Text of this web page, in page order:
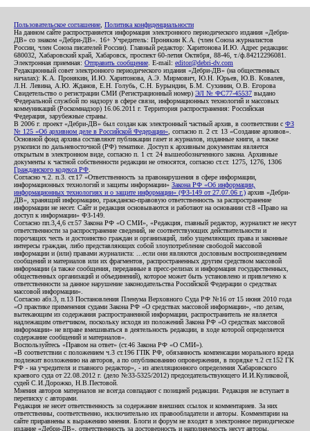
Пользовательское соглашение Политика конфиденциальности
На данном сайте распространяется информация электронного периодического издания «Дебри-
ДВ» со знаком «Дебри-ДВ». 16+ Учредитель: Пронякин К.А. (член Союза журналистов
России, член Союза писателей России). Главный редактор: Харитонова И.Ю. Адрес редакции:
680032, Хабаровский край, Хабаровск, проспект 60-летия Октября, 88-46, т./ф.84212296081.
Электронная приемная: Отправить сообщение . E-mail: editor@debri-dv.com
Редакционный совет электронного периодического издания «Дебри-ДВ» (на общественных
началах): К.А. Пронякин, И.Ю. Харитонова, А.Э. Мирмович, Ю.Н. Юрьев, Ю.В. Ковалев,
Л.Н. Левина, А.Ю. Жданов, Е.Н. Голубь, С.Н. Бурындин, Б.М. Сухинин, О.В. Егорова
Свидетельство о регистрации СМИ (Регистрационный номер) ЭЛ № ФС77-45537 выдано
Федеральной службой по надзору в сфере связи, информационных технологий и массовых
коммуникаций (Роскомнадзор) 16.06.2011 г. Территория распространения: Российская
Федерация, зарубежные страны.
В 2006 г. проект «Дебри-ДВ» был создан как электронный частный архив, в соответствии с ФЗ
№ 125 «Об архивном деле в Российской Федерации» , согласно п. 2 ст. 13 «Создание архивов».
Основной фонд архива составляют публикации газет и журналов, изданные книги, а также
рукописи по дальневосточной (РФ) тематике. Доступ к архивным документам является
открытым в электронном виде, согласно п. 1 ст. 24 вышеобозначенного закона. Архивные
документы к частной собственности редакции не относятся, согласно ст.ст. 1275, 1276, 1306
Гражданского кодекса РФ
Согласно ч.2. п.3. ст.17 «Ответственность за правонарушения в сфере информации,
информационных технологий и защиты информации» Закона РФ «Об информации,
информационных технологиях и о защите информации» (ФЗ-149 от 27.07.06 г.) архив «Дебри-
ДВ», хранящий информацию, гражданско-правовую ответственность за распространение
информации не несет. Сайт и редакция основываются и работают на основании ст.8 «Право на
доступ к информации» ФЗ-149.
Согласно пп.3,4,6 ст.57 Закона РФ «О СМИ», «Редакция, главный редактор, журналист не несут
ответственности за распространение сведений, не соответствующих действительности и
порочащих честь и достоинство граждан и организаций, либо ущемляющих права и законные
интересы граждан, либо представляющих собой злоупотребление свободой массовой
информации и (или) правами журналиста: ...если они являются дословным воспроизведением
сообщений и материалов или их фрагментов, распространенных другим средством массовой
информации (а также сообщения, переданные в пресс-релизах и информация государственных,
общественных организаций и объединений), которое может быть установлено и привлечено к
ответственности за данное нарушение законодательства Российской Федерации о средствах
массовой информации».
Согласно абз.3, п.13 Постановления Пленума Верховного Суда РФ №16 от 15 июня 2010 года
«О практике применения судами Закона РФ «О средствах массовой информации», «по делам,
вытекающим из содержания распространенной информации, распространитель не является
надлежащим ответчиком, поскольку исходя из положений Закона РФ «О средствах массовой
информации» не вправе вмешиваться в деятельность редакции, в ходе которой определяется
содержание сообщений и материалов».
Воспользуйтесь «Правом на ответ» (ст.46 Закона РФ «О СМИ»).
«В соответствии с положением ч.3 ст.196 ГПК РФ, обязанность компенсации морального вреда
подлежит возложению на авторов, а по опубликованию опровержения, в порядке ч.2 ст.152 ГК
РФ - на учредителя и главного редактор», - из апелляционного определения Хабаровского
краевого суда от 22.08.2012 г. (дело №33-5325/2012) председательствующего И.И.Куликовой,
судей С.И.Дорожко, Н.В.Пестовой.
Мнения авторов материалов не всегда совпадают с позицией редакции. Редакция не вступает в
переписку с авторами.
Редакция не несет ответственность за содержание внешних ссылок и комментариев. За них
ответственны, соответственно, исключительно их правообладатели и авторы. Комментарии на
сайте приравнены к выражению мнения. Блоги и форум не входят в электронное периодическое
издание «Дебри-ДВ», ответственность за достоверность и наполняемость несут авторы.